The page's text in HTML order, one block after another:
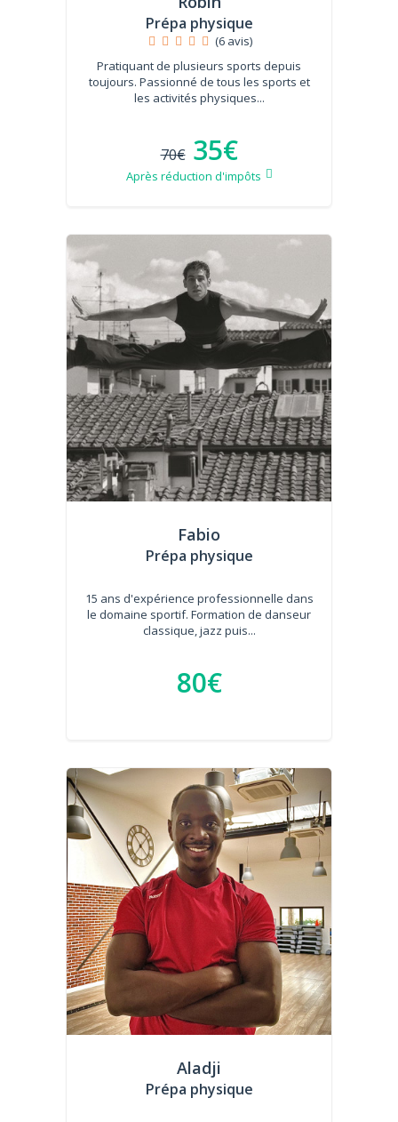
Prépa physique
(6 avis)
Pratiquant de plusieurs sports depuis
toujours. Passionné de tous les sports et
les activités physiques...
70€ 35€
Après réduction d'impôts
Fabio
Prépa physique
15 ans d'expérience professionnelle dans
le domaine sportif. Formation de danseur
classique, jazz puis...
80€
Aladji
Prépa physique